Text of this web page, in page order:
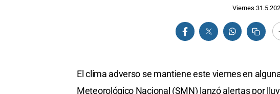
Viernes
El clima adverso se mantiene este viernes en
Meteorológico Nacional (SMN) lanzó alertas por